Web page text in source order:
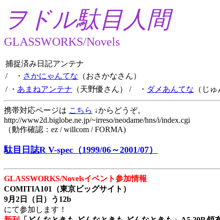
ヲドル駄目人間
GLASSWORKS/Novels
捕捉済み日記アンテナ
/ ・ さかにゃんてな （おさかなさん）
/ ・ あまねアンテナ （天野優さん） / ・ ダメあんてな （じ
携帯対応ページは こちら ↓からどうぞ。
http://www2d.biglobe.ne.jp/~irreso/neodame/hns/i/index.cgi
（動作確認：ez / willcom / FORMA)
駄目日誌R V-spec（1999/06～2001/07）
GLASSWORKS/Novelsイベント参加情報
COMITIA101（東京ビッグサイト）
9月2日（日）う12b
にて参加します！